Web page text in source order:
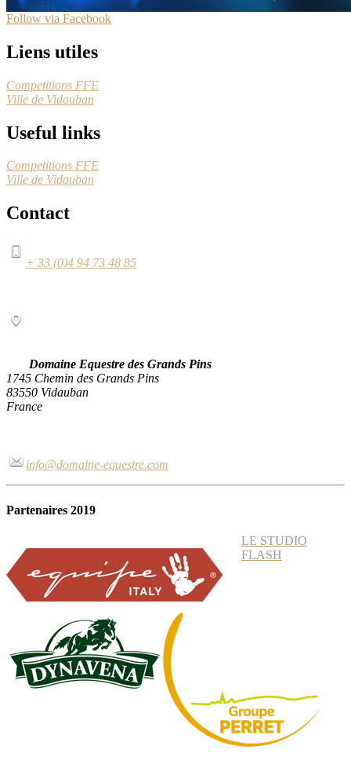
Follow via Facebook
Liens utiles
Competitions FFE
Ville de Vidauban
Useful links
Competitions FFE
Ville de Vidauban
Contact
+ 33 (0)4 94 73 48 85
Domaine Equestre des Grands Pins
1745 Chemin des Grands Pins
83550 Vidauban
France
info@domaine-equestre.com
Partenaires 2019
LE STUDIO
FLASH